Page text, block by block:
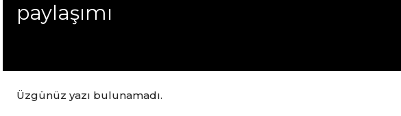
paylaşımı
Üzgünüz yazı bulunamadı.